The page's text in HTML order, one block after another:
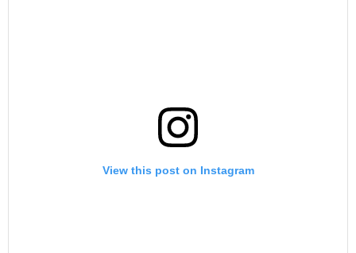
View this post on Instagram